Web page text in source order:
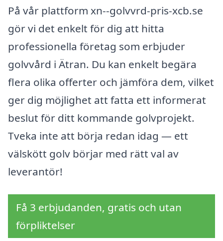
På vår plattform xn--golvvrd-pris-xcb.se
gör vi det enkelt för dig att hitta
professionella företag som erbjuder
golvvård i Ätran. Du kan enkelt begära
flera olika offerter och jämföra dem, vilket
ger dig möjlighet att fatta ett informerat
beslut för ditt kommande golvprojekt.
Tveka inte att börja redan idag — ett
välskött golv börjar med rätt val av
leverantör!
Få 3 erbjudanden, gratis och utan
förpliktelser